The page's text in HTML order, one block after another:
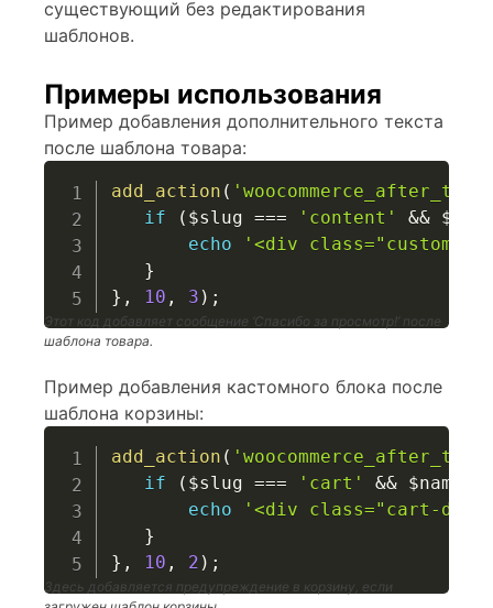
существующий без редактирования
шаблонов.
Примеры использования
Пример добавления дополнительного текста
после шаблона товара:
add_action (
if
( $slug === 'content' &&
echo
'<div class="custom-
}
} , 10 , 3 ) ;
Этот код добавляет сообщение ‘Спасибо за просмотр!’ после
шаблона товара.
Пример добавления кастомного блока после
шаблона корзины:
add_action (
if
( $slug === 'cart' && $name
echo
'<div class="cart-
}
} , 10 , 2 ) ;
Здесь добавляется предупреждение в корзину, если